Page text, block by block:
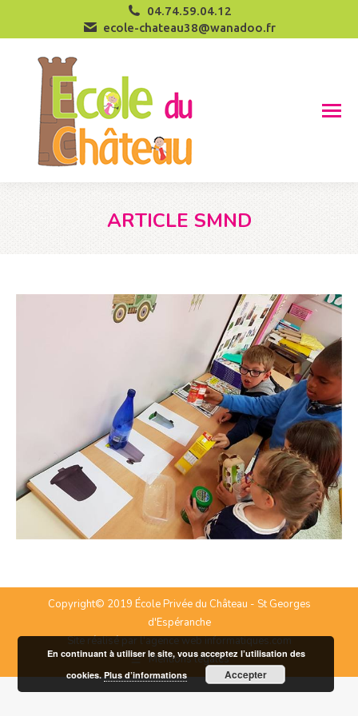
04.74.59.04.12
ecole-chateau38@wanadoo.fr
ARTICLE SMND
Vous êtes ici :
Copyright© 2019 École Privée du Château - St Georges
d'Espéranche
Site réalisé par l'agence webinformatiques.com
Mentions légales
En continuant à utiliser le site, vous acceptez l’utilisation des
cookies.Plus d’informations Accepter